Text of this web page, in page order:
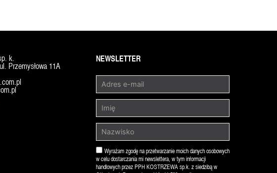
k.
Przemysłowa 11A
NEWSLETTER
Wyrażam zgodę na przetwarzanie moich danych osobowych
w celu dostarczania mi newslettera, w tym informacji
handlowych przez PPH KOSTRZEWA sp.k. z siedzibą w